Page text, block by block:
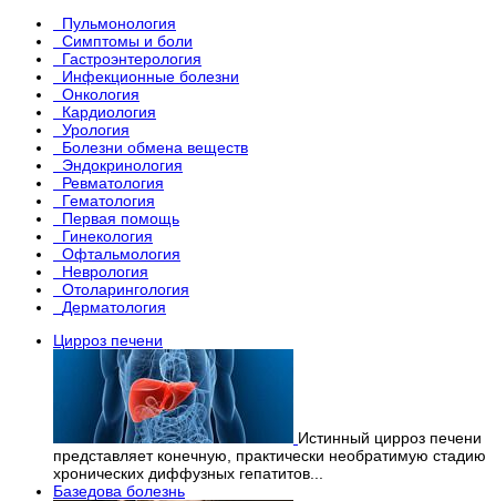
Пульмонология
Симптомы и боли
Гастроэнтерология
Инфекционные болезни
Онкология
Кардиология
Урология
Болезни обмена веществ
Эндокринология
Ревматология
Гематология
Первая помощь
Гинекология
Офтальмология
Неврология
Отоларингология
Дерматология
Цирроз печени
Истинный цирроз печени
представляет конечную, практически необратимую стадию
хронических диффузных гепатитов...
Базедова болезнь